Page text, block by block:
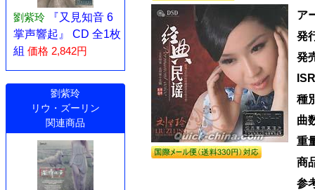
劉紫玲
『又見知音 6
掌声響起』 CD 全1枚
組 価格 2,842円
劉紫玲
リウ・ズーリン
関連商品
ア
発
発
種
曲
重
商
参